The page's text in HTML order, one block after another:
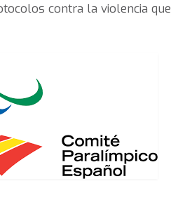
contra la violencia que